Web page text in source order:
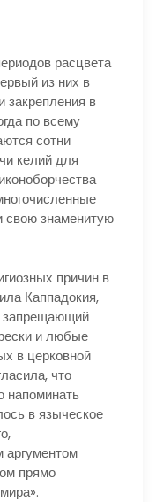
расцвета
из них в
закрепления в
по всему
сотни
келий для
свою знаменитую
причин в
Каппадокия,
запрещающий
и любые
в церковной
что
напоминать
в языческое
прямо